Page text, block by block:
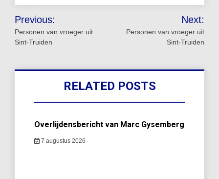
Bericht
navigatie
Previous:
Personen van vroeger uit
Sint-Truiden
Next:
Personen van vroeger uit
Sint-Truiden
RELATED POSTS
Overlijdensbericht van Marc Gysemberg
7 augustus 2026